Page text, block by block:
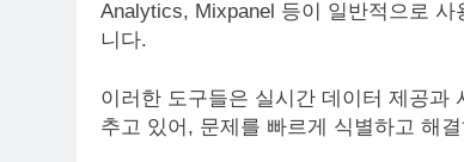
Analytics, Mixpanel 등이 일반적으로
니다.
이러한 도구들은 실시간 데이터 제공과
추고 있어, 문제를 빠르게 식별하고 해